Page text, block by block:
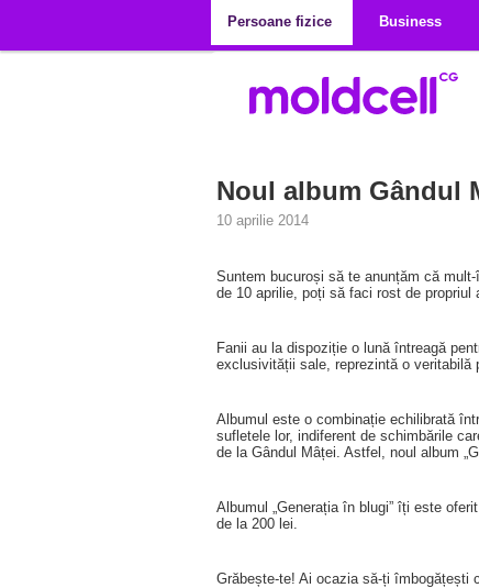
Persoane fizice
Business
Noul album Gândul
10 aprilie 2014
Suntem bucuroși să te anunțăm că
de 10 aprilie, poți să faci rost de propriul
Fanii au la dispoziție o lună întreagă
exclusivității sale, reprezintă o veritabilă
Albumul este o combinație echilibrată
sufletele lor, indiferent de schimbările
de la Gândul Mâței. Astfel, noul album
Albumul „Generația în blugi” îți este
de la 200 lei.
Grăbește-te! Ai ocazia să-ți îmbogățești